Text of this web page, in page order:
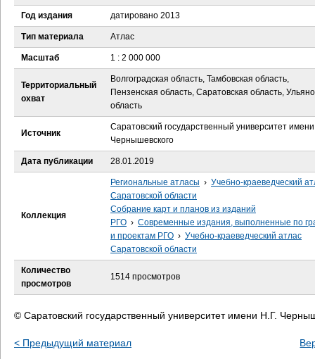
д
с
ь
Год издания датировано 2013
Тип материала Атлас
Масштаб 1 : 2 000 000
Территориальный
охват
Волгоградская область, Тамбовская область,
Пензенская область, Саратовская область,
область
Источник
Саратовский государственный университет
Чернышевского
Дата публикации 28.01.2019
Коллекция
Региональные атласы › Учебно-краеведческий
Саратовской области
Собрание карт и планов из изданий
РГО › Современные издания, выполненные по
и проектам РГО › Учебно-краеведческий атлас
Саратовской области
Количество
просмотров
1514 просмотров
© Саратовский государственный университет имени Н.Г.
< Предыдущий материал